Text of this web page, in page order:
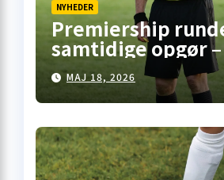
NYHEDER
Premiership
samtidige opgør
overblik fra
skotskfodbold.dk
MAJ 18, 2026